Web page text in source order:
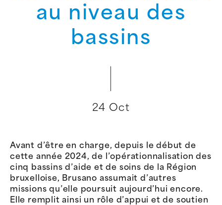
au niveau des
bassins
24 Oct
Avant d’être en charge, depuis le début de
cette année 2024, de l’opérationnalisation des
cinq bassins d’aide et de soins de la Région
bruxelloise, Brusano assumait d’autres
missions qu’elle poursuit aujourd’hui encore.
Elle remplit ainsi un rôle d’appui et de soutien